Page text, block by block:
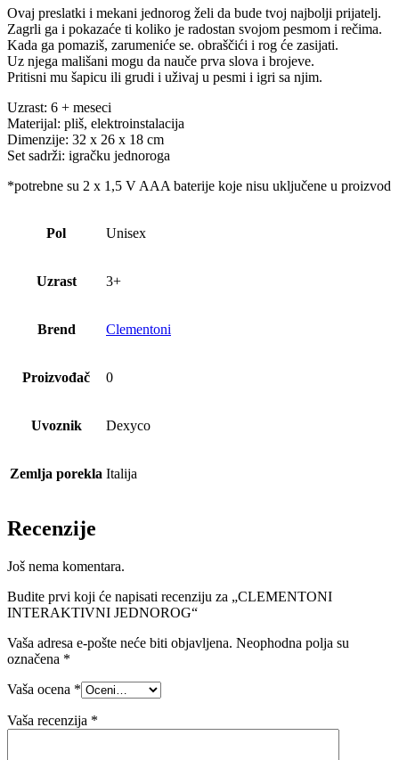
Ovaj preslatki i mekani jednorog želi da bude tvoj najbolji prijatelj.
Zagrli ga i pokazaće ti koliko je radostan svojom pesmom i rečima.
Kada ga pomaziš, zarumeniće se. obraščići i rog će zasijati.
Uz njega mališani mogu da nauče prva slova i brojeve.
Pritisni mu šapicu ili grudi i uživaj u pesmi i igri sa njim.
Uzrast: 6 + meseci
Materijal: pliš, elektroinstalacija
Dimenzije: 32 x 26 x 18 cm
Set sadrži: igračku jednoroga
*potrebne su 2 x 1,5 V AAA baterije koje nisu uključene u proizvod
Pol Unisex
Uzrast 3+
Brend Clementoni
Proizvođač 0
Uvoznik Dexyco
Zemlja porekla Italija
Recenzije
Još nema komentara.
Budite prvi koji će napisati recenziju za „CLEMENTONI
INTERAKTIVNI JEDNOROG“
Vaša adresa e-pošte neće biti objavljena. Neophodna polja su
označena *
Vaša ocena *
Vaša recenzija *